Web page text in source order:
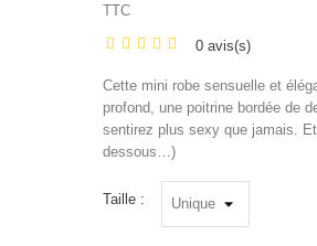
TTC
0 avis(s)
Cette mini robe sensuelle et
profond, une poitrine bordée de
sentirez plus sexy que jamais.
dessous…)
Taille :